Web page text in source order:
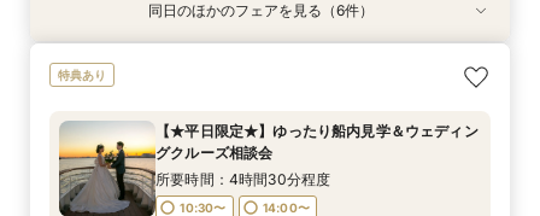
特典あり
8/18(火)
【非日常空間へようこそ♪】豪華フレンチ試食×ラ
所要時間：4時間30分程度
特典あり
8/18(火)
ここしかない★【船上で楽しむウェディングパー
ティー】豪華フレンチ試食×サンセットクルージ
所要時間：4時間30分程度
8/18(火)
【少人数での結婚式にオススメ！】じっくりご見
9:00〜
10:30〜
15:00〜
8/18(火)
【★平日限定★】ゆったり船内見学＆ウェディン
10:30〜 14:00〜
8/18(火)
9:00〜 10:30〜
8/18(火)
【オンライン相談会】お手軽３Dウォークでご見
10:30〜 13:00〜
同日のほかのフェアを見る（6件）
特典あり
【★平日限定★】ゆったり船内見学＆ウェディン
グクルーズ相談会
所要時間：4時間30分程度
10:30〜 14:00〜